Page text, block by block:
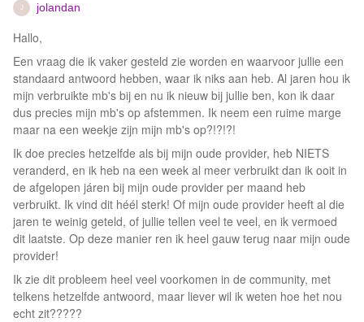
J jolandan
Hallo,
Een vraag die ik vaker gesteld zie worden en waarvoor jullie een
standaard antwoord hebben, waar ik niks aan heb. Al jaren hou ik
mijn verbruikte mb's bij en nu ik nieuw bij jullie ben, kon ik daar
dus precies mijn mb's op afstemmen. Ik neem een ruime marge
maar na een weekje zijn mijn mb's op?!?!?!
Ik doe precies hetzelfde als bij mijn oude provider, heb NIETS
veranderd, en ik heb na een week al meer verbruikt dan ik ooit in
de afgelopen járen bij mijn oude provider per maand heb
verbruikt. Ik vind dit héél sterk! Of mijn oude provider heeft al die
jaren te weinig geteld, of jullie tellen veel te veel, en ik vermoed
dit laatste. Op deze manier ren ik heel gauw terug naar mijn oude
provider!
Ik zie dit probleem heel veel voorkomen in de community, met
telkens hetzelfde antwoord, maar liever wil ik weten hoe het nou
echt zit?????